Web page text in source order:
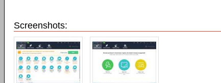
Screenshots: